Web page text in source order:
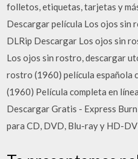
folletos, etiquetas, tarjetas y
Descargar película Los ojos sin
DLRip Descargar Los ojos sin
Los ojos sin rostro, descargar
rostro (1960) película española
(1960) Película completa en
Descargar Gratis - Express
para CD, DVD, Blu-ray y HD-